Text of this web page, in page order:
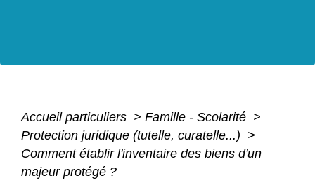
Accueil particuliers > Famille - Scolarité >
Protection juridique (tutelle, curatelle...) >
Comment établir l'inventaire des biens d'un
majeur protégé ?